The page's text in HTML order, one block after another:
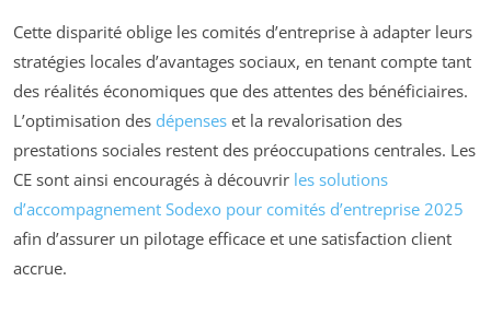
Cette disparité oblige les comités d’entreprise à adapter leurs
stratégies locales d’avantages sociaux, en tenant compte tant
des réalités économiques que des attentes des bénéficiaires.
L’optimisation des dépenses et la revalorisation des
prestations sociales restent des préoccupations centrales. Les
CE sont ainsi encouragés à découvrir les solutions
d’accompagnement Sodexo pour comités d’entreprise 2025
afin d’assurer un pilotage efficace et une satisfaction client
accrue.